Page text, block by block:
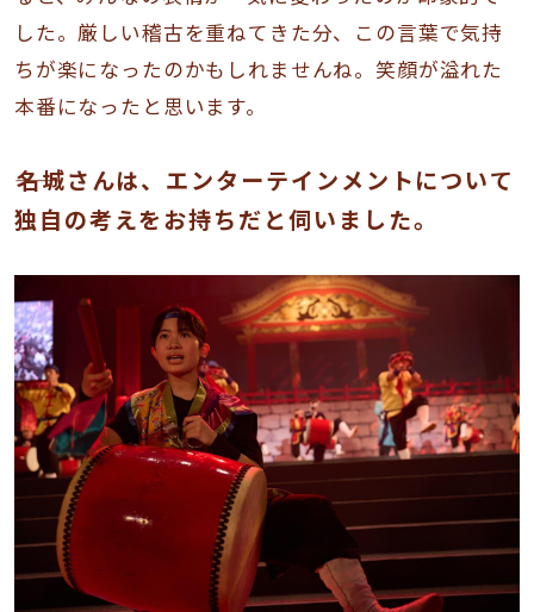
した。厳しい稽古を重ねてきた分、この言葉で気持
ちが楽になったのかもしれませんね。笑顔が溢れた
本番になったと思います。
――名城さんは、エンターテインメントについて
独自の考えをお持ちだと伺いました。